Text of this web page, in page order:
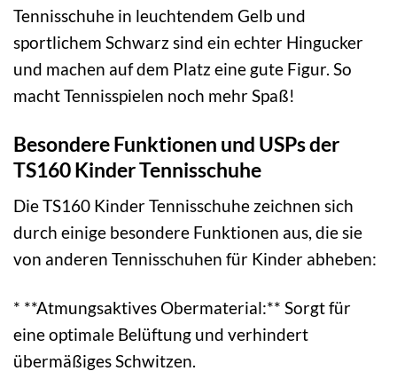
Tennisschuhe in leuchtendem Gelb und
sportlichem Schwarz sind ein echter Hingucker
und machen auf dem Platz eine gute Figur. So
macht Tennisspielen noch mehr Spaß!
Besondere Funktionen und USPs der
TS160 Kinder Tennisschuhe
Die TS160 Kinder Tennisschuhe zeichnen sich
durch einige besondere Funktionen aus, die sie
von anderen Tennisschuhen für Kinder abheben:
* **Atmungsaktives Obermaterial:** Sorgt für
eine optimale Belüftung und verhindert
übermäßiges Schwitzen.